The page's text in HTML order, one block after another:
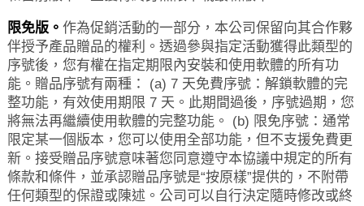
限免版。 作為促銷活動的一部分，本公司保留向其合作夥
伴授予產品贈品的權利。透過參與指定活動獲得此類型的
序號後，您有權在指定期限內安裝和使用軟體的所有功
能。贈品序號有兩種： (a) 7 天免費序號：解鎖軟體的完
整功能，有效使用期限 7 天。此期間過後，序號過期，您
將無法再繼續使用軟體的完整功能。 (b) 限免序號：通常
限定某一個版本，您可以使用全部功能，但不支援免費更
新。接受贈品序號意味著您同意遵守本協議中規定的所有
條款和條件，並承認贈品序號是“按原樣”提供的，不附帶
任何類型的保證或陳述。公司可以自行決定隨時修改或終